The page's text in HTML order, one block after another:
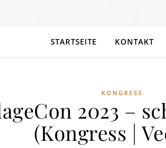
STARTSEITE KONTAKT
KONGRESS
2023 –
(Kongress |